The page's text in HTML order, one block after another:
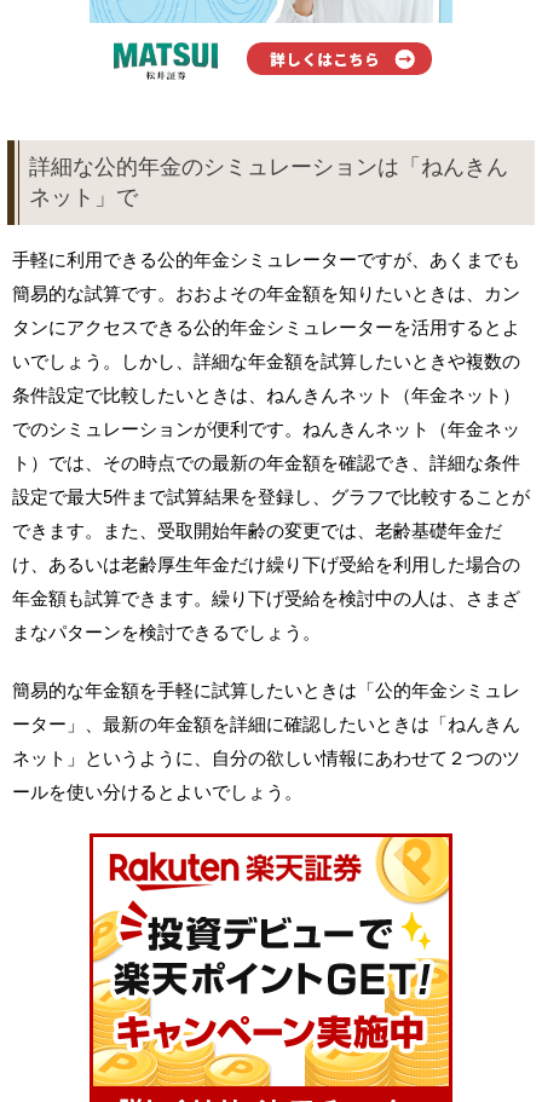
詳細な公的年金のシミュレーションは「ねんきん
ネット」で
手軽に利用できる公的年金シミュレーターですが、あくまでも
簡易的な試算です。おおよその年金額を知りたいときは、カン
タンにアクセスできる公的年金シミュレーターを活用するとよ
いでしょう。しかし、詳細な年金額を試算したいときや複数の
条件設定で比較したいときは、ねんきんネット（年金ネット）
でのシミュレーションが便利です。ねんきんネット（年金ネッ
ト）では、その時点での最新の年金額を確認でき、詳細な条件
設定で最大5件まで試算結果を登録し、グラフで比較することが
できます。また、受取開始年齢の変更では、老齢基礎年金だ
け、あるいは老齢厚生年金だけ繰り下げ受給を利用した場合の
年金額も試算できます。繰り下げ受給を検討中の人は、さまざ
まなパターンを検討できるでしょう。
簡易的な年金額を手軽に試算したいときは「公的年金シミュレ
ーター」、最新の年金額を詳細に確認したいときは「ねんきん
ネット」というように、自分の欲しい情報にあわせて２つのツ
ールを使い分けるとよいでしょう。